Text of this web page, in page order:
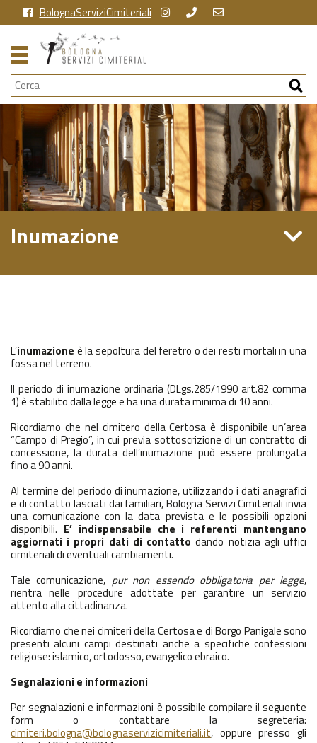
BolognaServiziCimiteriali
Cerca
Inumazione
L’inumazione è la sepoltura del feretro o dei resti mortali in una
fossa nel terreno.
Il periodo di inumazione ordinaria (DLgs.285/1990 art.82 comma
1) è stabilito dalla legge e ha una durata minima di 10 anni.
Ricordiamo che nel cimitero della Certosa è disponibile un’area
“Campo di Pregio”, in cui previa sottoscrizione di un contratto di
concessione, la durata dell’inumazione può essere prolungata
fino a 90 anni.
Al termine del periodo di inumazione, utilizzando i dati anagrafici
e di contatto lasciati dai familiari, Bologna Servizi Cimiteriali invia
una comunicazione con la data prevista e le possibili opzioni
disponibili. E’ indispensabile che i referenti mantengano
aggiornati i propri dati di contatto dando notizia agli uffici
cimiteriali di eventuali cambiamenti.
Tale comunicazione, pur non essendo obbligatoria per legge,
rientra nelle procedure adottate per garantire un servizio
attento alla cittadinanza.
Ricordiamo che nei cimiteri della Certosa e di Borgo Panigale sono
presenti alcuni campi destinati anche a specifiche confessioni
religiose: islamico, ortodosso, evangelico ebraico.
Segnalazioni e informazioni
Per segnalazioni e informazioni è possibile compilare il seguente
form o contattare la segreteria:
cimiteri.bologna@bolognaservizicimiteriali.it, oppure presso gli